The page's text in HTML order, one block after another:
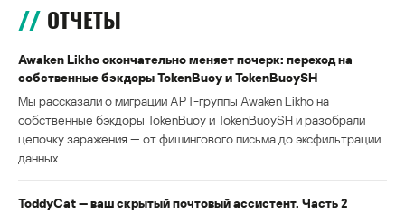
ОТЧЕТЫ
Awaken Likho окончательно меняет почерк: переход на
собственные бэкдоры TokenBuoy и TokenBuoySH
Мы рассказали о миграции APT-группы Awaken Likho на
собственные бэкдоры TokenBuoy и TokenBuoySH и разобрали
цепочку заражения — от фишингового письма до эксфильтрации
данных.
ToddyCat — ваш скрытый почтовый ассистент. Часть 2